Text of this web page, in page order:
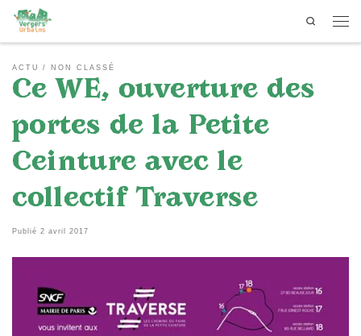
Passer au contenu
Search
ACTU NON CLASSÉ
Ce WE, ouverture des
portes de la Petite
Ceinture avec le
collectif Traverse
Publié 2 avril 2017